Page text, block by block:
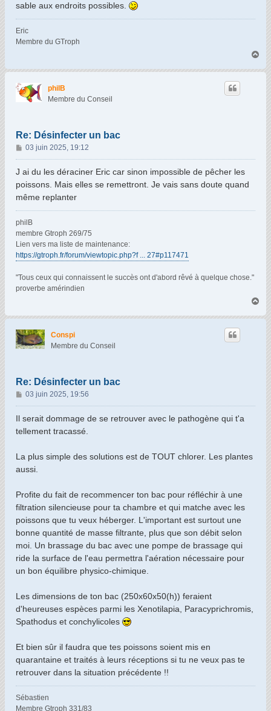
sable aux endroits possibles.
Eric
Membre du GTroph
u
philB
Membre du Conseil
Re: Désinfecter un bac
M
e
s
s
g
e
03 juin 2025, 19:12
J ai du les déraciner Eric car sinon impossible de pêcher les
poissons. Mais elles se remettront. Je vais sans doute quand
même replanter
philB
membre Gtroph 269/75
Lien vers ma liste de maintenance:
https://gtroph.fr/forum/viewtopic.php?f ... 27#p117471
"Tous ceux qui connaissent le succès ont d'abord rêvé à quelque chose."
proverbe amérindien
u
Conspi
Membre du Conseil
Re: Désinfecter un bac
M
e
s
s
e
03 juin 2025, 19:56
Il serait dommage de se retrouver avec le pathogène qui t'a
tellement tracassé.
La plus simple des solutions est de TOUT chlorer. Les plantes
aussi.
Profite du fait de recommencer ton bac pour réfléchir à une
filtration silencieuse pour ta chambre et qui matche avec les
poissons que tu veux héberger. L'important est surtout une
bonne quantité de masse filtrante, plus que son débit selon
moi. Un brassage du bac avec une pompe de brassage qui
ride la surface de l'eau permettra l'aération nécessaire pour
un bon équilibre physico-chimique.
Les dimensions de ton bac (250x60x50(h)) feraient
d'heureuses espèces parmi les Xenotilapia, Paracyprichromis,
Spathodus et conchylicoles
Et bien sûr il faudra que tes poissons soient mis en
quarantaine et traités à leurs réceptions si tu ne veux pas te
retrouver dans la situation précédente !!
Sébastien
Membre Gtroph 331/83